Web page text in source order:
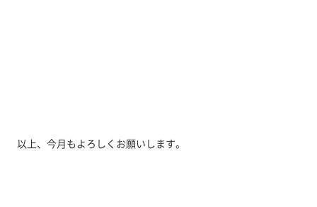
以上、今月もよろしくお願いします。